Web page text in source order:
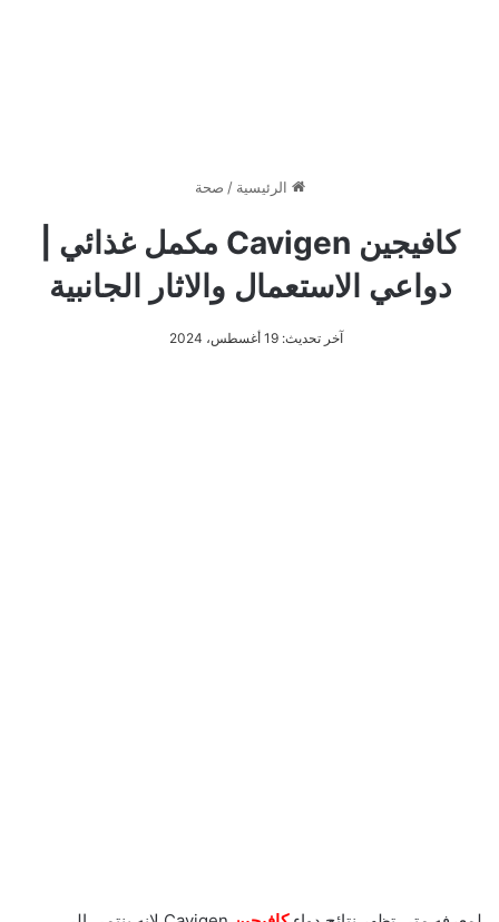
الرئيسية / صحة
كافيجين Cavigen مكمل غذائي |
دواعي الاستعمال والاثار الجانبية
آخر تحديث: 19 أغسطس، 2024